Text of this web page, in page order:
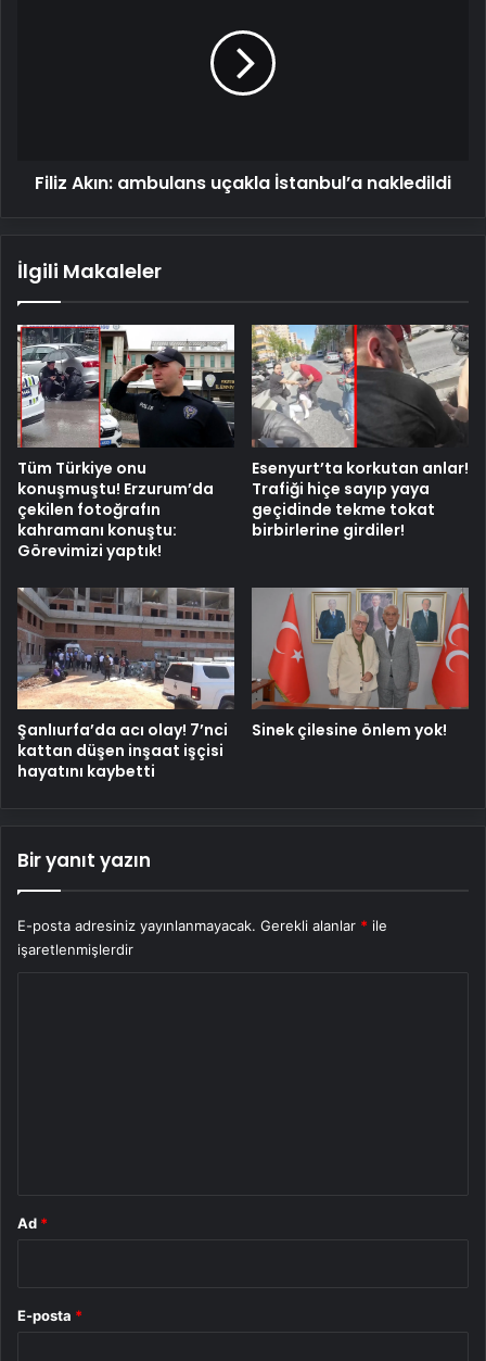
Filiz Akın: ambulans uçakla İstanbul’a nakledildi
İlgili Makaleler
Tüm Türkiye onu
konuşmuştu! Erzurum’da
çekilen fotoğrafın
kahramanı konuştu:
Görevimizi yaptık!
Esenyurt’ta korkutan anlar!
Trafiği hiçe sayıp yaya
geçidinde tekme tokat
birbirlerine girdiler!
Şanlıurfa’da acı olay! 7’nci
kattan düşen inşaat işçisi
hayatını kaybetti
Sinek çilesine önlem yok!
Bir yanıt yazın
E-posta adresiniz yayınlanmayacak. Gerekli alanlar * ile
işaretlenmişlerdir
Ad *
E-posta *